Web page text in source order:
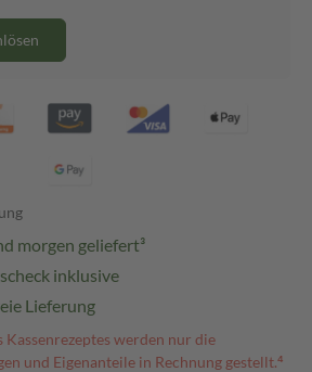
morgen geliefert³
inklusive
Lieferung
Kassenrezeptes werden nur die
und Eigenanteile in Rechnung gestellt.⁴